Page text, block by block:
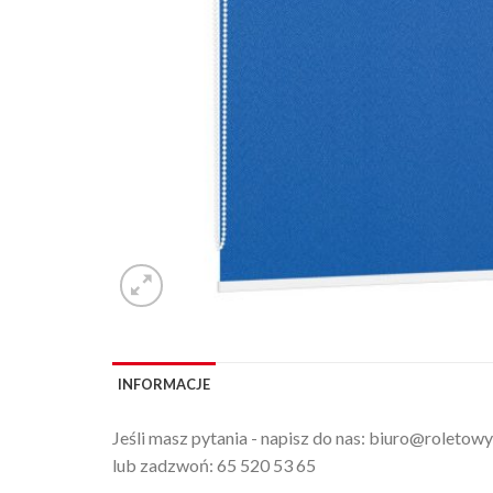
INFORMACJE
Jeśli masz pytania - napisz do nas:
lub zadzwoń: 65 520 53 65